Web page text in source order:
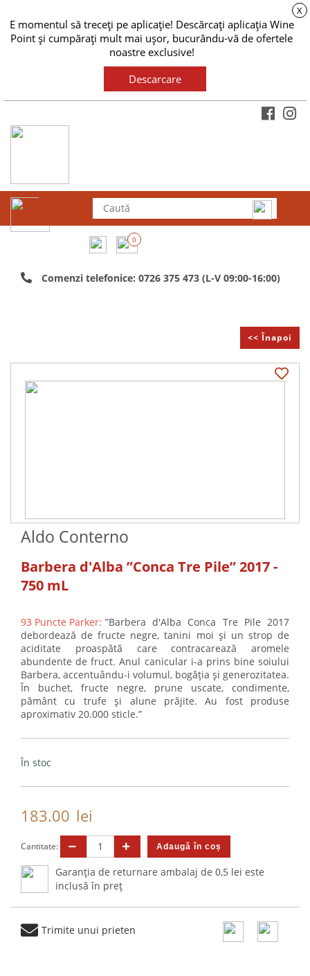
E momentul să treceți pe aplicație! Descărcați aplicația Wine
Point și cumpărați mult mai ușor, bucurându-vă de ofertele
noastre exclusive!
X
Descarcare
0
Comenzi telefonice: 0726 375 473 (L-V 09:00-16:00)
<< Înapoi
Aldo Conterno
Barbera d'Alba ”Conca Tre Pile” 2017 -
750 mL
93 Puncte Parker: ”Barbera d'Alba Conca Tre Pile 2017
debordează de fructe negre, tanini moi și un strop de
aciditate proaspătă care contracarează aromele
abundente de fruct. Anul canicular i-a prins bine soiului
Barbera, accentuându-i volumul, bogăția și generozitatea.
În buchet, fructe negre, prune uscate, condimente,
pământ cu trufe și alune prăjite. Au fost produse
aproximativ 20.000 sticle.”
În stoc
183.00 lei
Cantitate:
Garanția de returnare ambalaj de 0,5 lei este
inclusă în preț
Trimite unui prieten